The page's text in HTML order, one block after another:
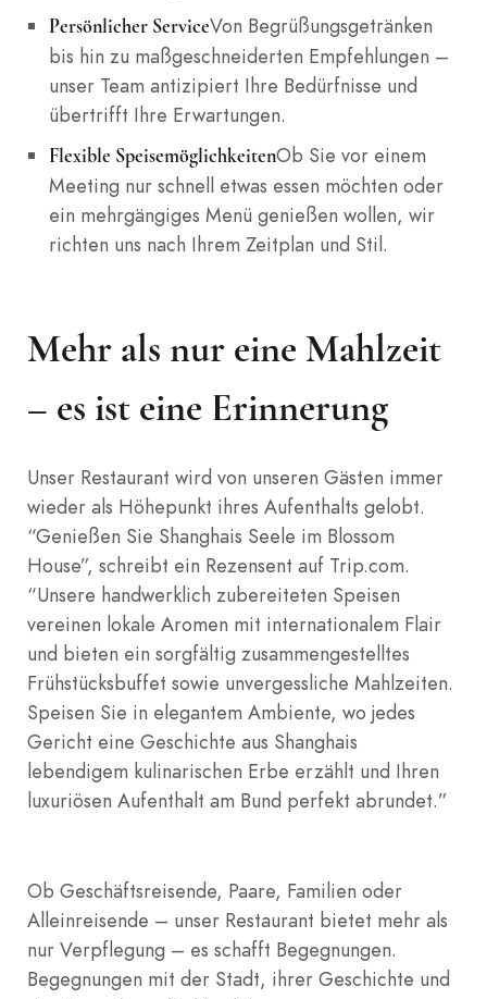
Persönlicher ServiceVon Begrüßungsgetränken
bis hin zu maßgeschneiderten Empfehlungen –
unser Team antizipiert Ihre Bedürfnisse und
übertrifft Ihre Erwartungen.
Flexible SpeisemöglichkeitenOb Sie vor einem
Meeting nur schnell etwas essen möchten oder
ein mehrgängiges Menü genießen wollen, wir
richten uns nach Ihrem Zeitplan und Stil.
Mehr als nur eine Mahlzeit
– es ist eine Erinnerung
Unser Restaurant wird von unseren Gästen immer
wieder als Höhepunkt ihres Aufenthalts gelobt.
“Genießen Sie Shanghais Seele im Blossom
House”, schreibt ein Rezensent auf Trip.com.
“Unsere handwerklich zubereiteten Speisen
vereinen lokale Aromen mit internationalem Flair
und bieten ein sorgfältig zusammengestelltes
Frühstücksbuffet sowie unvergessliche Mahlzeiten.
Speisen Sie in elegantem Ambiente, wo jedes
Gericht eine Geschichte aus Shanghais
lebendigem kulinarischen Erbe erzählt und Ihren
luxuriösen Aufenthalt am Bund perfekt abrundet.”
Ob Geschäftsreisende, Paare, Familien oder
Alleinreisende – unser Restaurant bietet mehr als
nur Verpflegung – es schafft Begegnungen.
Begegnungen mit der Stadt, ihrer Geschichte und